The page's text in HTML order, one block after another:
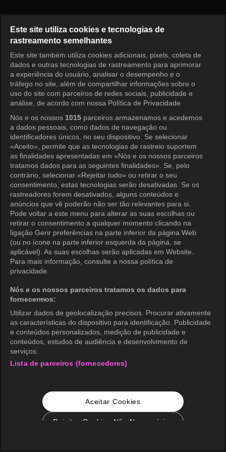
Entrar
Este site utiliza cookies e tecnologias de
rastreamento semelhantes
Este site também utiliza cookies adicionais, pixels, coleta de
dados e outras tecnologias de rastreamento para aprimorar
a experiência do usuário, analisar o desempenho e o
tráfego no site, além de compartilhar informações sobre o
uso do site com parceiros de redes sociais, publicidade e
análise, de acordo com nossa Política de Privacidade
Nós e os nossos 1015 parceiros armazenamos e acedemos
a dados pessoais, como dados de navegação ou
identificadores únicos, no seu dispositivo. Se selecionar
«Aceito», permite que as tecnologias de rastreio suportem
as finalidades apresentadas em «Nós e os nossos parceiros
tratamos dados para as seguintes finalidades». Se, pelo
contrário, selecionar «Rejeitar tudo» ou retirar o seu
consentimento, estas tecnologias serão desativadas. Se os
rastreadores forem desativados, alguns conteúdos e
anúncios que vê poderão não ser tão relevantes para si.
Pode voltar a este menu para alterar as suas escolhas ou
retirar o consentimento a qualquer momento clicando na
ligação Gerir preferências na parte inferior da página Web
(ou no ícone na parte inferior esquerda da página, se
aplicável). As suas escolhas serão aplicadas em Website.
Para mais informação, consulte a nossa política de
privacidade.
Nós e os nossos parceiros tratamos os dados para
fornecermos:
Utilizar dados de geolocalização precisos. Procurar ativamente
as características do dispositivo para identificação. Publicidade
e conteúdos personalizados, medição de publicidade e
conteúdos, estudos de audiência e desenvolvimento de
serviços.
Lista de parceiros (fornecedores)
Aceitar Cookies
Rejeitar Cookies Não Necessários